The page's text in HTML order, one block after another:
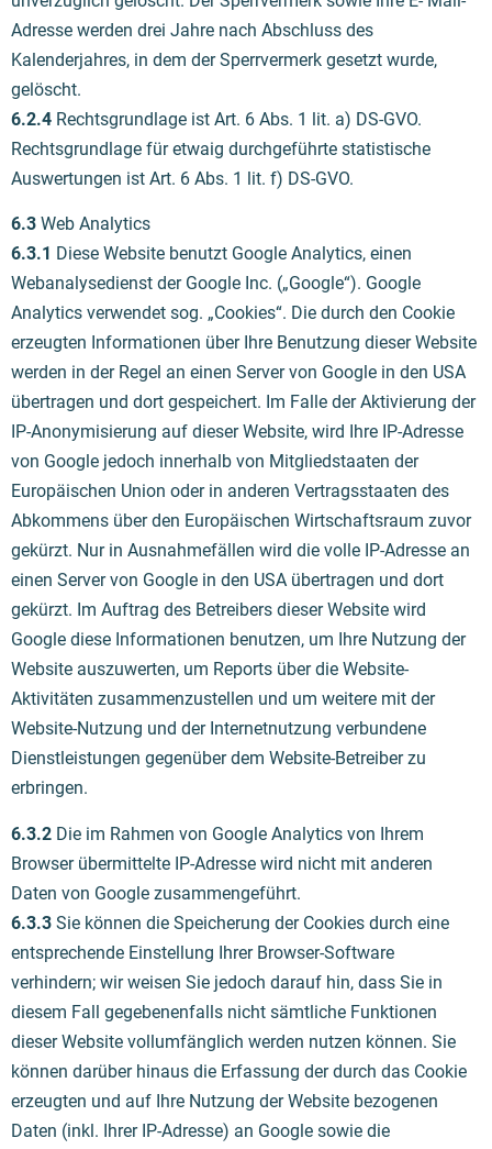
Adresse werden drei Jahre nach Abschluss des
Kalenderjahres, in dem der Sperrvermerk gesetzt wurde,
gelöscht.
6.2.4 Rechtsgrundlage ist Art. 6 Abs. 1 lit. a) DS-GVO.
Rechtsgrundlage für etwaig durchgeführte statistische
Auswertungen ist Art. 6 Abs. 1 lit. f) DS-GVO.
6.3 Web Analytics
6.3.1 Diese Website benutzt Google Analytics, einen
Webanalysedienst der Google Inc. („Google“). Google
Analytics verwendet sog. „Cookies“. Die durch den Cookie
erzeugten Informationen über Ihre Benutzung dieser Website
werden in der Regel an einen Server von Google in den USA
übertragen und dort gespeichert. Im Falle der Aktivierung der
IP-Anonymisierung auf dieser Website, wird Ihre IP-Adresse
von Google jedoch innerhalb von Mitgliedstaaten der
Europäischen Union oder in anderen Vertragsstaaten des
Abkommens über den Europäischen Wirtschaftsraum zuvor
gekürzt. Nur in Ausnahmefällen wird die volle IP-Adresse an
einen Server von Google in den USA übertragen und dort
gekürzt. Im Auftrag des Betreibers dieser Website wird
Google diese Informationen benutzen, um Ihre Nutzung der
Website auszuwerten, um Reports über die Website-
Aktivitäten zusammenzustellen und um weitere mit der
Website-Nutzung und der Internetnutzung verbundene
Dienstleistungen gegenüber dem Website-Betreiber zu
erbringen.
6.3.2 Die im Rahmen von Google Analytics von Ihrem
Browser übermittelte IP-Adresse wird nicht mit anderen
Daten von Google zusammengeführt.
6.3.3 Sie können die Speicherung der Cookies durch eine
entsprechende Einstellung Ihrer Browser-Software
verhindern; wir weisen Sie jedoch darauf hin, dass Sie in
diesem Fall gegebenenfalls nicht sämtliche Funktionen
dieser Website vollumfänglich werden nutzen können. Sie
können darüber hinaus die Erfassung der durch das Cookie
erzeugten und auf Ihre Nutzung der Website bezogenen
Daten (inkl. Ihrer IP-Adresse) an Google sowie die